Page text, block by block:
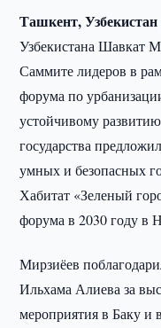
Ташкент,
Узбекистана Шавкат
Саммите лидеров в
форума по
устойчивому
государства
умных и безопасных
Хабитат «Зеленый
форума в 2030 году в
Мирзиёев
Ильхама Алиева за
мероприятия в Баку и